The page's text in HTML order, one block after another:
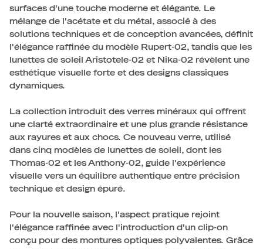
surfaces d'une touche moderne et élégante. Le
mélange de l'acétate et du métal, associé à des
solutions techniques et de conception avancées, définit
l'élégance raffinée du modèle Rupert-02, tandis que les
lunettes de soleil Aristotele-02 et Nika-02 révèlent une
esthétique visuelle forte et des designs classiques
dynamiques.
La collection introduit des verres minéraux qui offrent
une clarté extraordinaire et une plus grande résistance
aux rayures et aux chocs. Ce nouveau verre, utilisé
dans cinq modèles de lunettes de soleil, dont les
Thomas-02 et les Anthony-02, guide l'expérience
visuelle vers un équilibre authentique entre précision
technique et design épuré.
Pour la nouvelle saison, l'aspect pratique rejoint
l'élégance raffinée avec l'introduction d'un clip-on
conçu pour des montures optiques polyvalentes. Grâce